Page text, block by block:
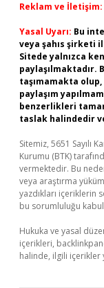
Reklam ve İletişim:
Yasal Uyarı: Bu
veya şahıs şirketi
Sitede yalnızca
taşımamakta
paylaşım
benzerlikleri
taslak halindedir
Sitemiz, 5651 Sayılı
Kurumu (BTK)
vermektedir. Bu
veya araştırma
yazdıkları içeriklerin
bu sorumluluğu kabul
Hukuka ve yasal
içerikleri,
halinde, ilgili içerikler